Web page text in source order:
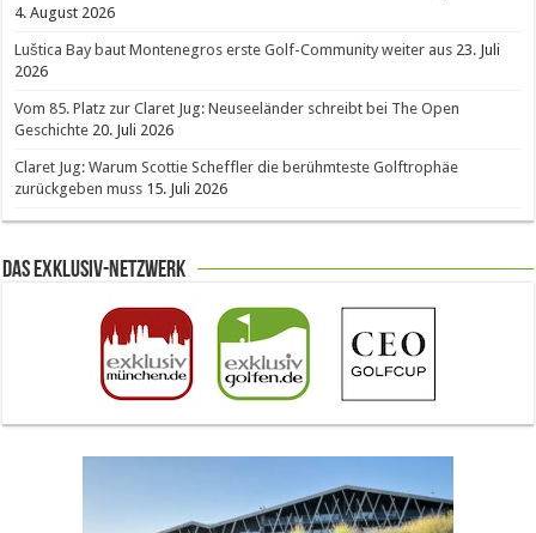
4. August 2026
Luštica Bay baut Montenegros erste Golf-Community weiter aus 23. Juli
2026
Vom 85. Platz zur Claret Jug: Neuseeländer schreibt bei The Open
Geschichte 20. Juli 2026
Claret Jug: Warum Scottie Scheffler die berühmteste Golftrophäe
zurückgeben muss 15. Juli 2026
Das Exklusiv-Netzwerk